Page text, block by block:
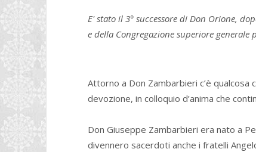
E' stato il 3° successore di Don Orione,
e della Congregazione superiore generale
Attorno a Don Zambarbieri c’è qualcosa
devozione, in colloquio d’anima che
Don Giuseppe Zambarbieri era nato a
divennero sacerdoti anche i fratelli